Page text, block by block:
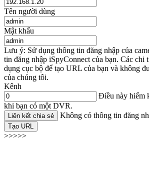
Tên người dùng
Mật khẩu
Lưu ý: Sử dụng thông tin đăng nhập của
tin đăng nhập iSpyConnect của bạn. Các chi
dụng cục bộ để tạo URL của bạn và không
của chúng tôi.
Kênh
Điều này hiếm
khi bạn có một DVR.
Liên kết chia sẻ Không có thông tin đăng
Tạo URL
>>>>>